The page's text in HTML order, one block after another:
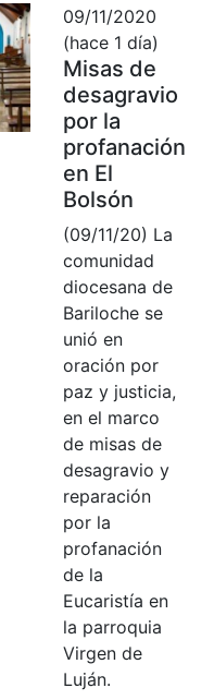
09/11/2020
(hace 1 día)
Misas de
desagravio
por la
profanación
en El
Bolsón
(09/11/20) La
comunidad
diocesana de
Bariloche se
unió en
oración por
paz y justicia,
en el marco
de misas de
desagravio y
reparación
por la
profanación
de la
Eucaristía en
la parroquia
Virgen de
Luján.